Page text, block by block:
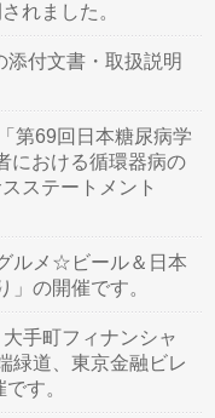
れました。
付文書・取扱説明
第69回日本糖尿病学
における循環器病の
ステートメント
ルメ☆ビール＆日本
」の開催です。
手町フィナンシャ
緑道、東京金融ビレ
す。